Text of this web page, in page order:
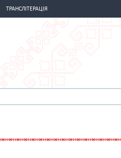
ТРАНСЛІТЕРАЦІЯ